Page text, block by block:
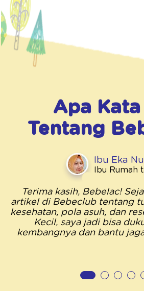
Apa
Tentang
Ibu Eka
Ibu Rumah
Terima kasih, Bebelac!
artikel di Bebeclub tentang
kesehatan, pola asuh, dan
Kecil, saya jadi bisa
kembangnya dan bantu